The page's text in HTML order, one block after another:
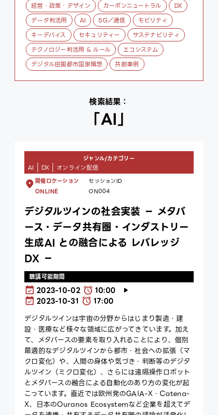
経営・政策・デザイン
カーボンニュートラル
DX
データ利活用
AI 5G／通信
モビリティ
キーデバイス
セキュリティー
サステナビリティ
テクノロジー利活用 & ルール
エコシステム
デジタル田園都市国家構想
共創事例
検索結果：
「AI」
ジャンル/カテゴリー
AI DX オンライン配信
開催ロケーション
ONLINE
セッションID
ON004
デジタルツインの社会実装 － メタバ
ース・データ共有圏・インダストリー
生成AI との融合による レバレッジ
DX －
聴講可能期間
2023-10-02
10:00
2023-10-31
17:00
デジタルツインは宇宙の分野からはじまり製造・建
設・医療など様々な領域に広がってきています。加え
て、メタバースの要素を取り入れることにより、個別
最適的なデジタルツインから都市・社会への拡張（マ
クロ変化）や、人間の身体や気づき・判断等のデジタ
ルツイン（ミクロ変化）、さらには遠隔操作ロボット
とメタバースの融合による自動化のあり方の変化が起
こっています。直近では欧州発のGAIA-X・Catena-
X、日本のOuranos Ecosystemなど企業を超えてデ